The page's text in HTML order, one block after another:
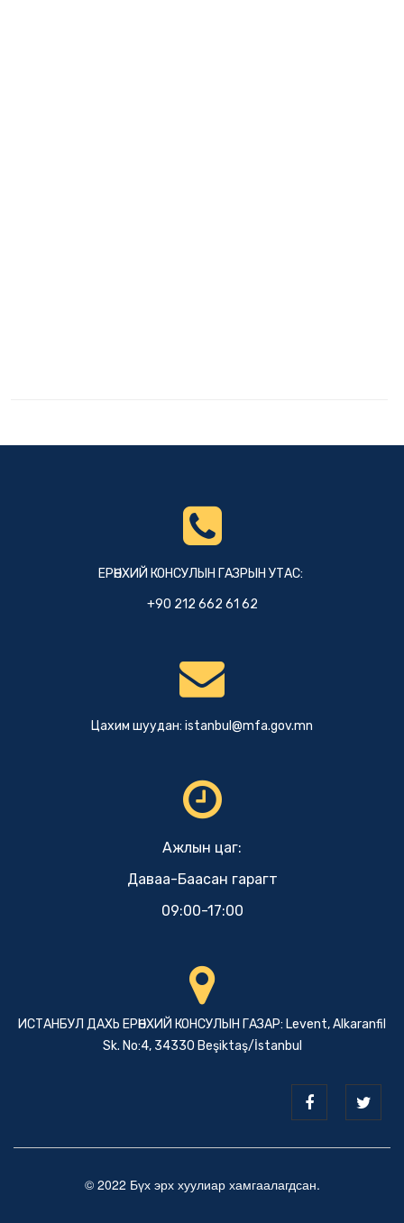
ЕРӨНХИЙ КОНСУЛЫН ГАЗРЫН УТАС:
+90 212 662 61 62
Цахим шуудан: istanbul@mfa.gov.mn
Ажлын цаг:
Даваа-Баасан гарагт
09:00-17:00
ИСТАНБУЛ ДАХЬ ЕРӨНХИЙ КОНСУЛЫН ГАЗАР: Levent, Alkaranfil
Sk. No:4, 34330 Beşiktaş/İstanbul
© 2022 Бүх эрх хуулиар хамгаалагдсан.